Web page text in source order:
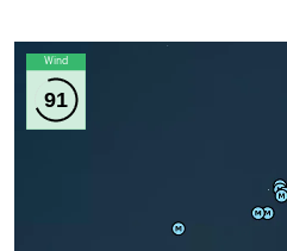
Wind
91